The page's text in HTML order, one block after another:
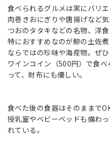
食べられるグルメは実にバリエ
肉巻きおにぎりや唐揚げなど
つおのタタキなどの名物、洋
特におすすめなのが鯨の土佐
ならではの珍味や海産物。ぜひ
ワインコイン（500円）で食
って、財布にも優しい。
食べた後の食器はそのままで
授乳室やベビーベッドも備わ
れている。